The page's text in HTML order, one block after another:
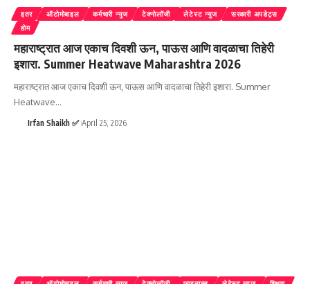
इतर ऑटोमोबाइल कर्मचारी न्युज टेक्नोलॉजी लेटेस्ट न्युज
सरकारी अपडेट्स
होम
महाराष्ट्रात आज एकाच दिवशी ऊन, पाऊस आणि वादळाचा तिहेरी
इशारा. Summer Heatwave Maharashtra 2026
महाराष्ट्रात आज एकाच दिवशी ऊन, पाऊस आणि वादळाचा तिहेरी इशारा. Summer
Heatwave…
Irfan Shaikh ✅ April 25, 2026